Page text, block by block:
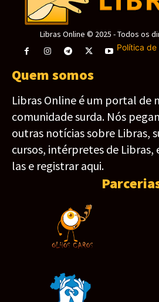
Libras Online © 2025 - Todos os
Política
Quem somos
Libras Online é um portal de
comunidade surda. Nós
outras notícias sobre Libras,
cursos, intérpretes de Libras,
las e registrar aqui.